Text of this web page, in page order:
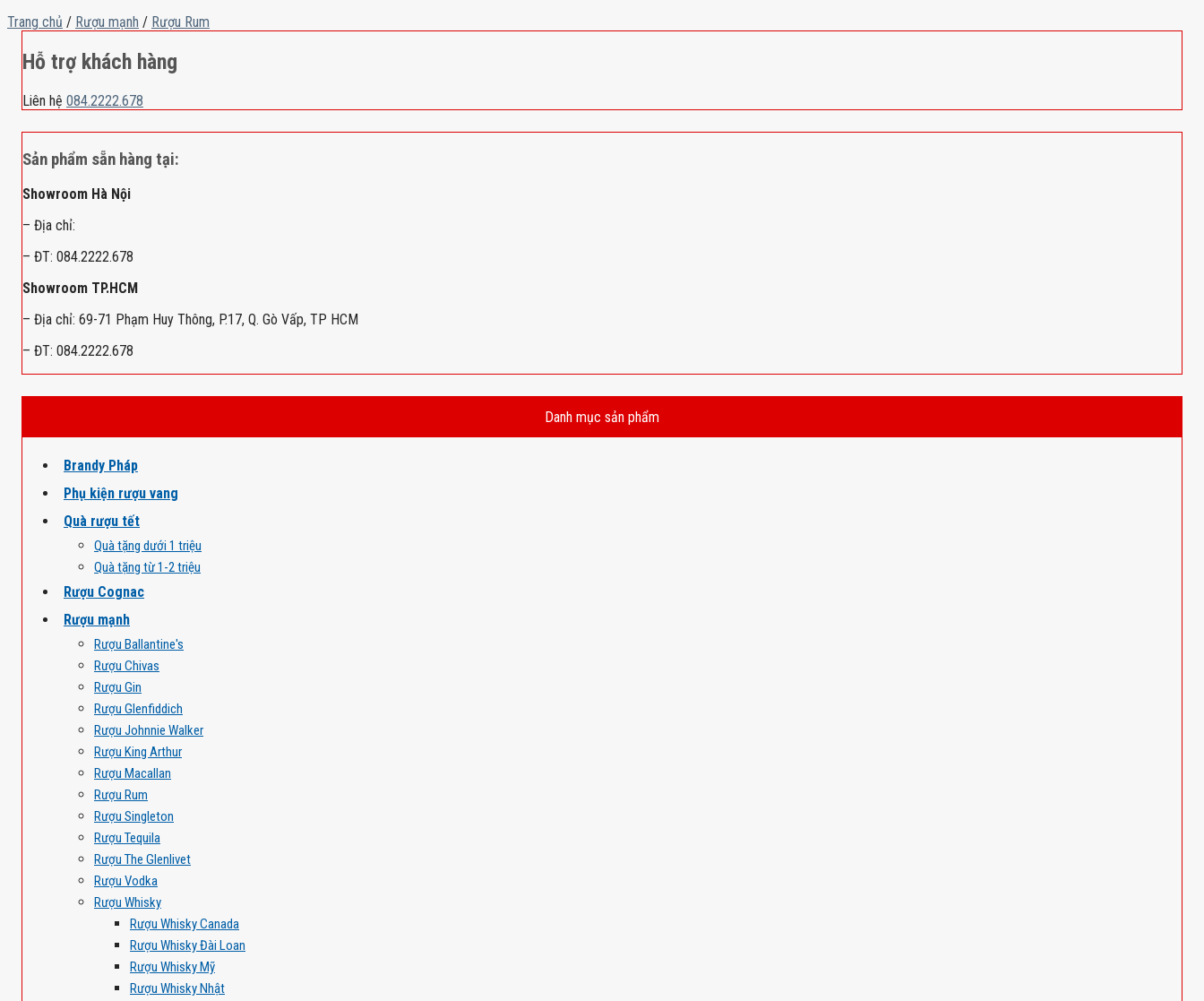
Trang chủ / Rượu mạnh / Rượu Rum
Hỗ trợ khách hàng
Liên hệ 084.2222.678
Sản phẩm sẵn hàng tại:
Showroom Hà Nội
– Địa chỉ:
– ĐT: 084.2222.678
Showroom TP.HCM
– Địa chỉ: 69-71 Phạm Huy Thông, P.17, Q. Gò Vấp, TP HCM
– ĐT: 084.2222.678
Danh mục sản phẩm
Brandy Pháp
Phụ kiện rượu vang
Quà rượu tết
Quà tặng dưới 1 triệu
Quà tặng từ 1-2 triệu
Rượu Cognac
Rượu mạnh
Rượu Ballantine's
Rượu Chivas
Rượu Gin
Rượu Glenfiddich
Rượu Johnnie Walker
Rượu King Arthur
Rượu Macallan
Rượu Rum
Rượu Singleton
Rượu Tequila
Rượu The Glenlivet
Rượu Vodka
Rượu Whisky
Rượu Whisky Canada
Rượu Whisky Đài Loan
Rượu Whisky Mỹ
Rượu Whisky Nhật